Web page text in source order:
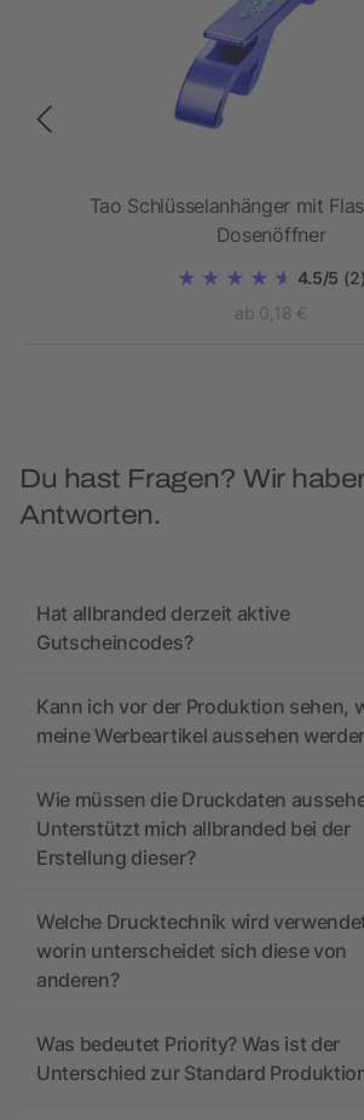
Tao Schlüsselanhänger mit
Dosenöffner
4.5/5 (2)
ab 0,18 €
Du hast Fragen? Wir
Antworten.
Hat allbranded derzeit aktive
Gutscheincodes?
Kann ich vor der Produktion sehen,
meine Werbeartikel aussehen
Wie müssen die Druckdaten
Unterstützt mich allbranded bei der
Erstellung dieser?
Welche Drucktechnik wird
worin unterscheidet sich diese von
anderen?
Was bedeutet Priority? Was ist der
Unterschied zur Standard